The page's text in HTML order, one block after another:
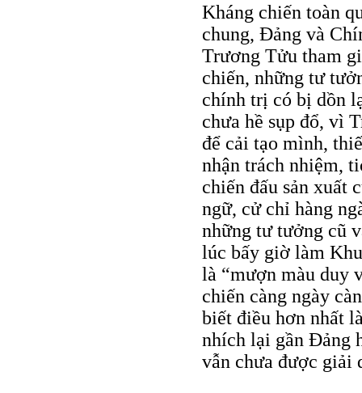
Kháng chiến toàn
chung, Ðảng và
Trương Tửu tham
chiến, những tư
chính trị có bị dồn
chưa hề sụp đổ, vì
để cải tạo mình,
nhận trách nhiệm,
chiến đấu sản xuất
ngữ, cử chỉ hàng
những tư tưởng cũ
lúc bấy giờ làm
là “mượn màu duy
chiến càng ngày
biết điều hơn nhất
nhích lại gần Ðảng
vẫn chưa được giải